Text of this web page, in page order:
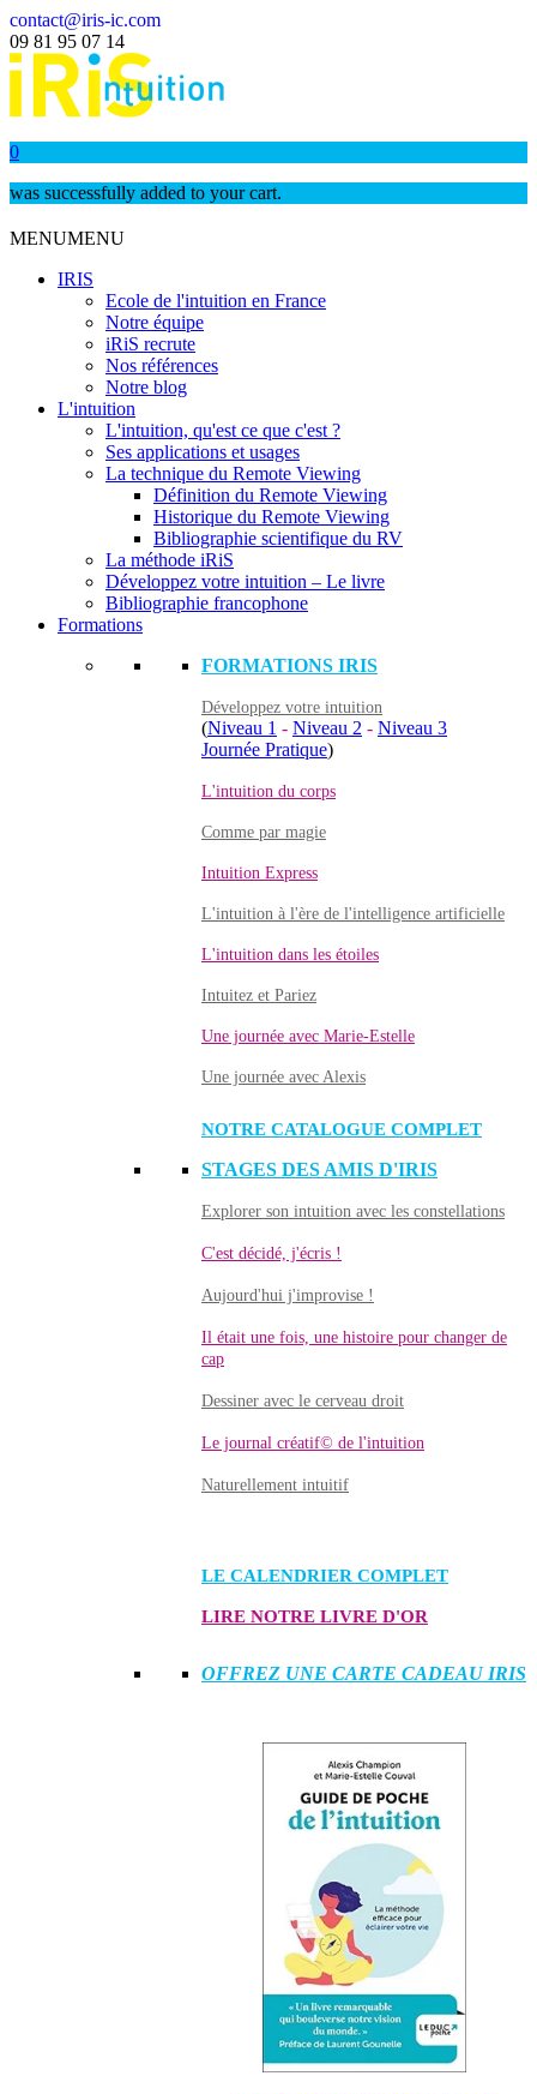
contact@iris-ic.com
09 81 95 07 14
0
was successfully added to your cart.
MENUMENU
IRIS
Ecole de l'intuition en France
Notre équipe
iRiS recrute
Nos références
Notre blog
L'intuition
L'intuition, qu'est ce que c'est ?
Ses applications et usages
La technique du Remote Viewing
Définition du Remote Viewing
Historique du Remote Viewing
Bibliographie scientifique du RV
La méthode iRiS
Développez votre intuition – Le livre
Bibliographie francophone
Formations
FORMATIONS IRIS
Développez votre intuition
(Niveau 1 - Niveau 2 - Niveau 3
Journée Pratique)
L'intuition du corps
Comme par magie
Intuition Express
L'intuition à l'ère de l'intelligence artificielle
L'intuition dans les étoiles
Intuitez et Pariez
Une journée avec Marie-Estelle
Une journée avec Alexis
NOTRE CATALOGUE COMPLET
STAGES DES AMIS D'IRIS
Explorer son intuition avec les constellations
C'est décidé, j'écris !
Aujourd'hui j'improvise !
Il était une fois, une histoire pour changer de
cap
Dessiner avec le cerveau droit
Le journal créatif© de l'intuition
Naturellement intuitif
LE CALENDRIER COMPLET
LIRE NOTRE LIVRE D'OR
OFFREZ UNE CARTE CADEAU IRIS